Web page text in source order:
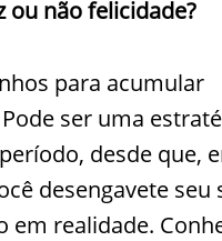
ou não felicidade?
para acumular
ser uma
desde que,
desengavete seu
em realidade.